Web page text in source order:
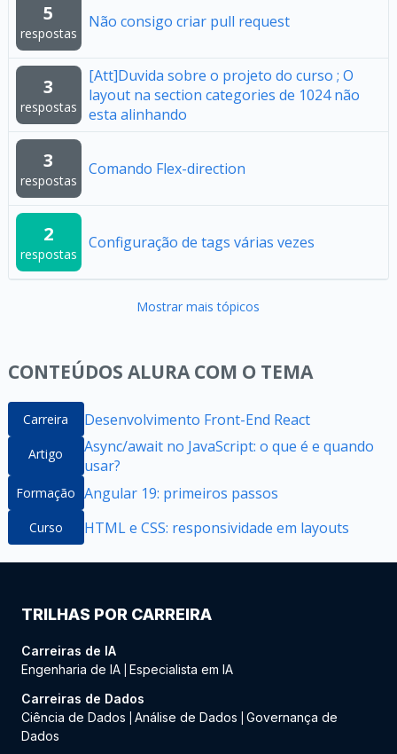
5
respostas
Não consigo criar pull request
3
respostas
[Att]Duvida sobre o projeto do curso ; O
layout na section categories de 1024 não
esta alinhando
3
respostas
Comando Flex-direction
2
respostas
Configuração de tags várias vezes
Mostrar mais tópicos
CONTEÚDOS ALURA COM O TEMA
Carreira Desenvolvimento Front-End React
Artigo
Async/await no JavaScript: o que é e quando
usar?
Formação Angular 19: primeiros passos
Curso HTML e CSS: responsividade em layouts
TRILHAS POR CARREIRA
Carreiras de IA
Engenharia de IA Especialista em IA
Carreiras de Dados
Ciência de Dados
Análise de Dados
Governança de
Dados